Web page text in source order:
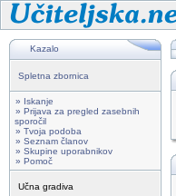
Kazalo
Spletna zbornica
» Iskanje
» Prijava za pregled zasebnih
sporočil
» Tvoja podoba
» Seznam članov
» Skupine uporabnikov
» Pomoč
Učna gradiva